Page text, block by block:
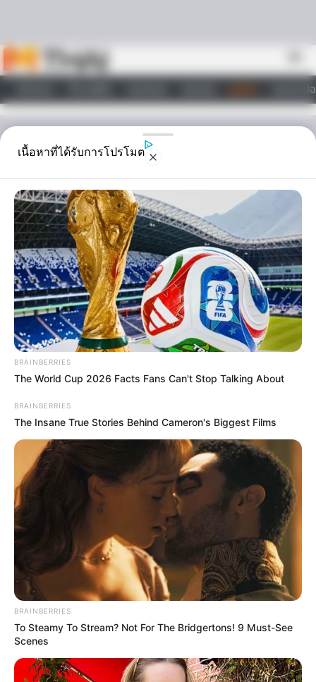
วอลเปเ
ไลฟ์สไตล์
ดูดวง
ดูดวงชะตาชาวราศี ประจำ
เดือน โดย อ.คฑา
ดูดวงราศี ไขทุกปัญหา ที่คุณอยากรู้ ดูดวงไพ่ยิปซีกับอาจารย์ คฑา ใน
เดือน นี้
Home/ดูดวง/ ดูดวงชะตาชาวราศี ประจำเดือน โดย อ.คฑา
ดูดวง|
31 มี.ค. 2016
แบ่งปัน
ดวงชะตาของชาวราศี (ผู้ที่เกิดระหว่างวันที่ ) ประจำเดือน
พยากรณ์ดวงชะตา ชาวราศี โดยการ
ดูดวง
ไพ่ยิปซีกับ
อาจารย์ คฑา (คำทำนายในช่วงเวลา เดือน )
คลิปวีดีโอ ดูดวง ราศีกันย์ (เกิดวันที่ 16 ก.ย. – 16 ต.ค. ) ดูวิดีโอทั้งหมด กดที่นี่
เนื้อหาที่ได้รับการโปรโมต
BRAINBERRIES
The World Cup 2026 Facts Fans Can't Stop Talking About
BRAINBERRIES
The Insane True Stories Behind Cameron's Biggest Films
BRAINBERRIES
To Steamy To Stream? Not For The Bridgertons! 9 Must-See
Scenes